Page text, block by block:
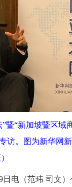
“新加坡暨区域
访。图为新华网
（范玮 司文）